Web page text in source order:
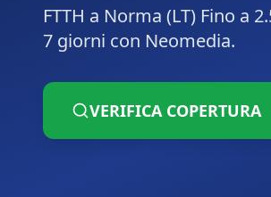
FTTH a Norma (LT) Fino a
7 giorni con Neomedia.
VERIFICA COPERTURA